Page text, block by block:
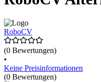
RoboCV
(0 Bewertungen)
•
Keine Preisinformationen
(0 Bewertungen)